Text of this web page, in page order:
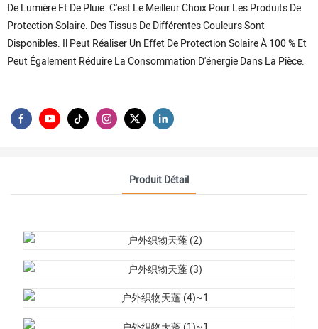
De Lumière Et De Pluie. C'est Le Meilleur Choix Pour Les Produits De
Protection Solaire. Des Tissus De Différentes Couleurs Sont
Disponibles. Il Peut Réaliser Un Effet De Protection Solaire À 100 % Et
Peut Également Réduire La Consommation D'énergie Dans La Pièce.
Produit Détail